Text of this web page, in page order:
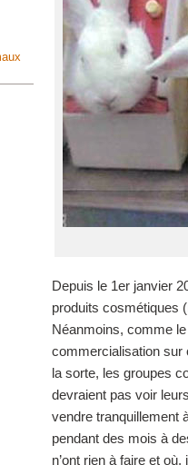
Depuis le 1erjanvier
produits cosmétiques
Néanmoins, comme
commercialisation sur
la sorte, les groupes
devraient pas voir
vendre tranquillement
pendant des mois à
n’ont rien à faire et